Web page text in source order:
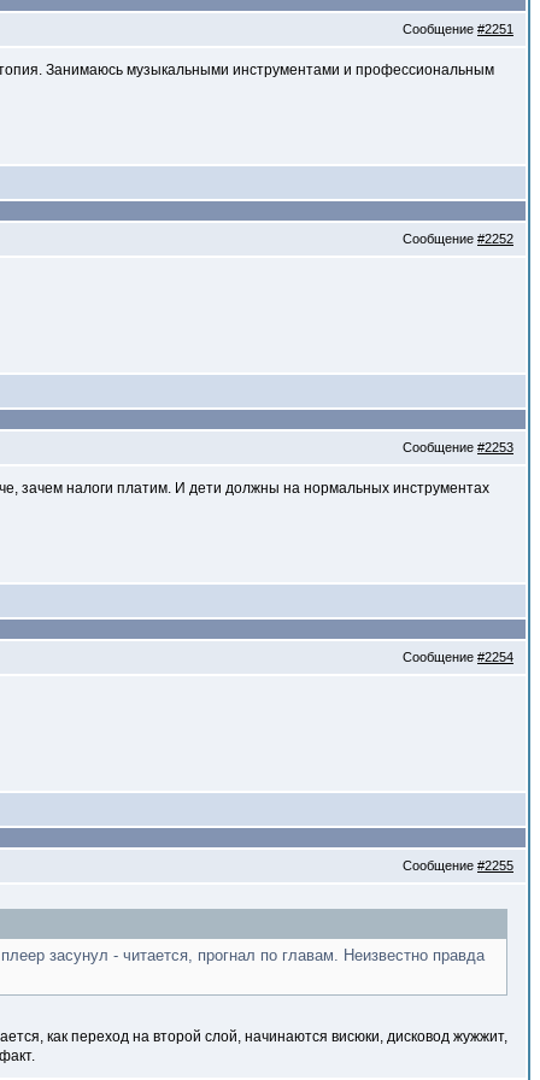
Сообщение #2251
Занимаюсь музыкальными инструментами и профессиональным
Сообщение #2252
Сообщение #2253
зачем налоги платим. И дети должны на нормальных инструментах
Сообщение #2254
Сообщение #2255
засунул - читается, прогнал по главам. Неизвестно правда
как переход на второй слой, начинаются висюки, дисковод жужжит,